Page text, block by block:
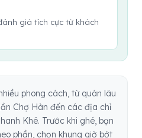
giá tích cực từ khách
phong cách, từ quán lâu
Chợ Hàn đến các địa chỉ
Khê. Trước khi ghé, bạn
phần, chọn khung giờ bớt